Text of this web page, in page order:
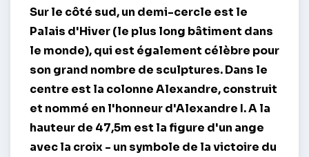
Sur le côté sud, un demi-cercle est le
Palais d'Hiver (le plus long bâtiment dans
le monde), qui est également célèbre pour
son grand nombre de sculptures. Dans le
centre est la colonne Alexandre, construit
et nommé en l'honneur d'Alexandre I. A la
hauteur de 47,5m est la figure d'un ange
avec la croix - un symbole de la victoire du